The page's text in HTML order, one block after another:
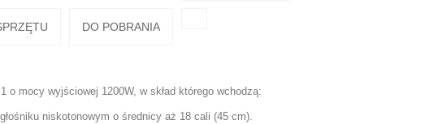
DO POBRANIA
o mocy wyjściowej 1200W, w skład którego wchodzą:
niskotonowym o średnicy aż 18 cali (45 cm).